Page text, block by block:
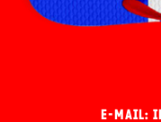
E-MAIL: